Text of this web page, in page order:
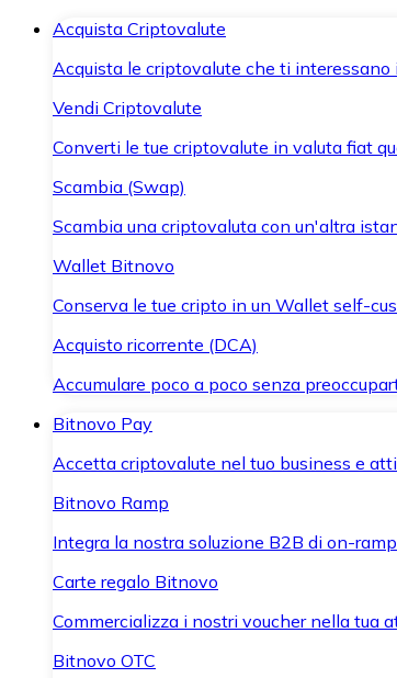
Acquista Criptovalute
Acquista le criptovalute che ti interessano
Vendi Criptovalute
Converti le tue criptovalute in valuta fiat
Scambia (Swap)
Scambia una criptovaluta con un'altra
Wallet Bitnovo
Conserva le tue cripto in un Wallet self-
Acquisto ricorrente (DCA)
Accumulare poco a poco senza
Bitnovo Pay
Accetta criptovalute nel tuo business e
Bitnovo Ramp
Integra la nostra soluzione B2B di on-
Carte regalo Bitnovo
Commercializza i nostri voucher nella tua
Bitnovo OTC